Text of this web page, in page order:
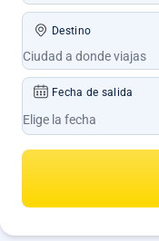
Destino
Fecha de salida